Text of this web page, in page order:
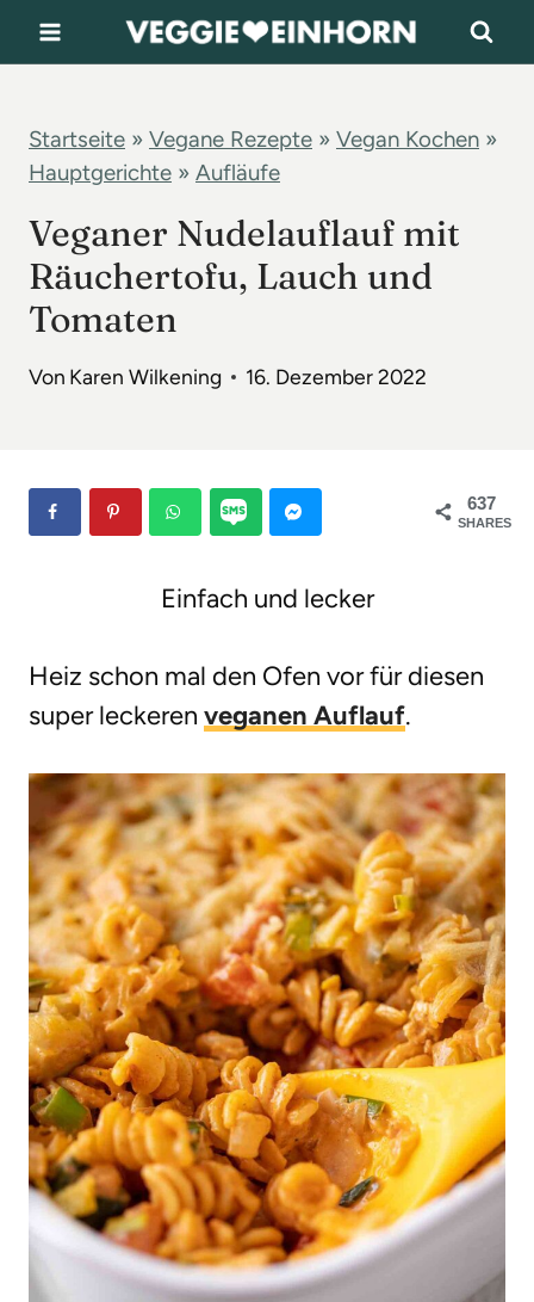
u
Startseite » Vegane Rezepte » Vegan Kochen »
Hauptgerichte » Aufläufe
Veganer Nudelauflauf mit
Räuchertofu, Lauch und
Tomaten
Von Karen Wilkening 16. Dezember 2022
637
SHARES
Einfach und lecker
Heiz schon mal den Ofen vor für diesen
super leckeren veganen Auflauf.